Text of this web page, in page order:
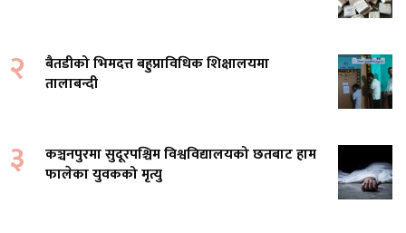
२
बैतडीको भिमदत्त बहुप्राविधिक शिक्षालयमा
तालाबन्दी
३
कञ्चनपुरमा सुदूरपश्चिम विश्वविद्यालयको छतबाट हाम
फालेका युवकको मृत्यु